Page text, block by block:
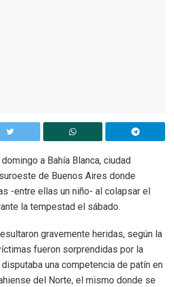
a Bahía Blanca, ciudad
de Buenos Aires donde
-entre ellas un niño- al colapsar el
la tempestad el sábado.
gravemente heridas, según la
fueron sorprendidas por la
una competencia de patín en
del Norte, el mismo donde se